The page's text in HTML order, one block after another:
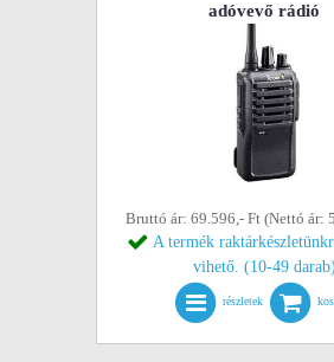
adóvevő rádió
Bruttó ár: 69.596,- Ft (Nettó ár:
A termék
vihető. (10-49 darab)
részletek